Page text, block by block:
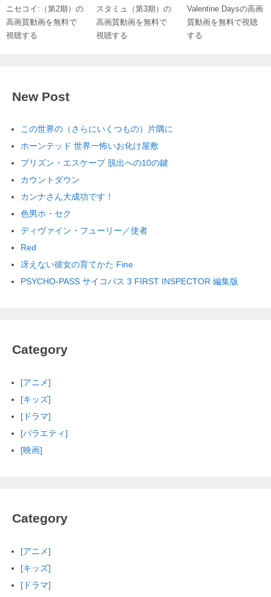
ニセコイ:（第2期）の
高画質動画を無料で
視聴する
スタミュ（第3期）の
高画質動画を無料で
視聴する
Valentine Daysの高画
質動画を無料で視聴
する
New Post
この世界の（さらにいくつもの）片隅に
ホーンテッド 世界一怖いお化け屋敷
プリズン・エスケープ 脱出への10の鍵
カウントダウン
カンナさん大成功です！
色男ホ・セク
ディヴァイン・フューリー／使者
Red
冴えない彼女の育てかた Fine
PSYCHO-PASS サイコパス 3 FIRST INSPECTOR 編集版
Category
[アニメ]
[キッズ]
[ドラマ]
[バラエティ]
[映画]
Category
[アニメ]
[キッズ]
[ドラマ]